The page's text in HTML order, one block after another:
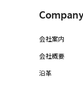
会社案内
会社概要
沿革